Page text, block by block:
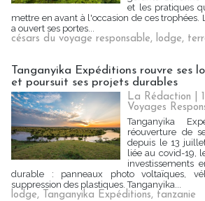
et les pratiques
mettre en avant à l'occasion de ces trophées.
a ouvert ses portes...
césars du voyage responsable, lodge,
Tanganyika Expéditions rouvre ses
et poursuit ses projets durables
La Rédaction |
Voyages
Tanganyika
réouverture de
depuis le 13
liée au covid-19,
investissements
durable : panneaux photo voltaïques,
suppression des plastiques. Tanganyika...
lodge, Tanganyika Expéditions, tanzanie